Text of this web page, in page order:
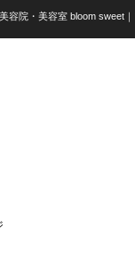
容院・美容室 bloom sweet